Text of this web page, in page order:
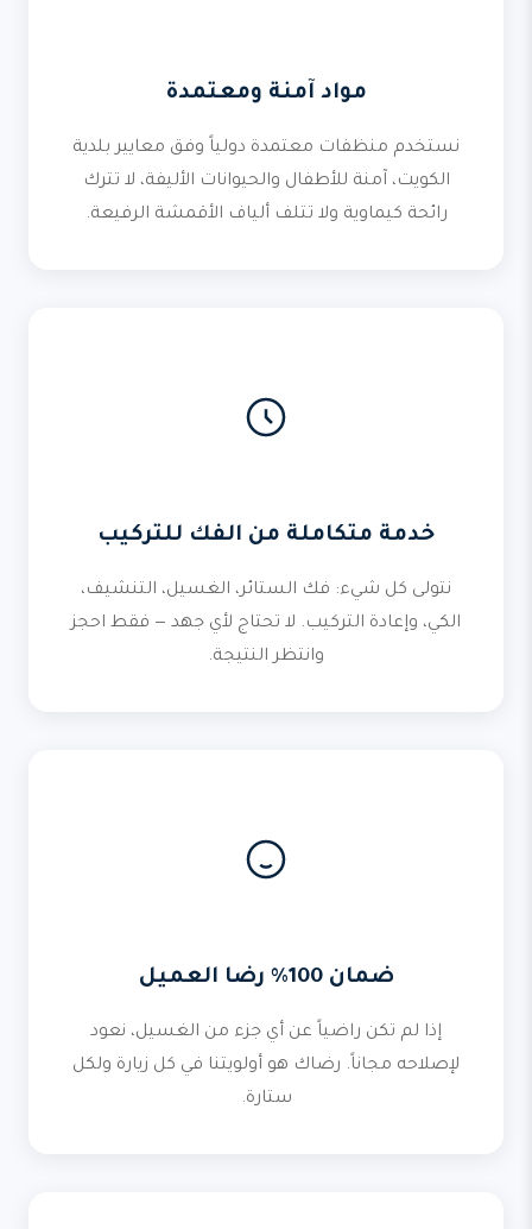
مواد آمنة ومعتمدة
نستخدم منظفات معتمدة دولياً وفق معايير بلدية
الكويت، آمنة للأطفال والحيوانات الأليفة، لا تترك
رائحة كيماوية ولا تتلف ألياف الأقمشة الرفيعة.
خدمة متكاملة من الفك للتركيب
نتولى كل شيء: فك الستائر، الغسيل، التنشيف،
الكي، وإعادة التركيب. لا تحتاج لأي جهد — فقط احجز
وانتظر النتيجة.
ضمان 100% رضا العميل
إذا لم تكن راضياً عن أي جزء من الغسيل، نعود
لإصلاحه مجاناً. رضاك هو أولويتنا في كل زيارة ولكل
ستارة.